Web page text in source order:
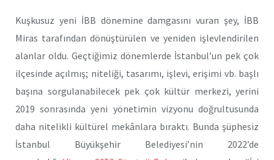
Kuşkusuz yeni İBB dönemine damgasını vuran şey, İBB
Miras tarafından dönüştürülen ve yeniden işlevlendirilen
alanlar oldu. Geçtiğimiz dönemlerde İstanbul’un pek çok
ilçesinde açılmış; niteliği, tasarımı, işlevi, erişimi vb. başlı
başına sorgulanabilecek pek çok kültür merkezi, yerini
2019 sonrasında yeni yönetimin vizyonu doğrultusunda
daha nitelikli kültürel mekânlara bıraktı. Bunda şüphesiz
İstanbul Büyükşehir Belediyesi’nin 2022’de